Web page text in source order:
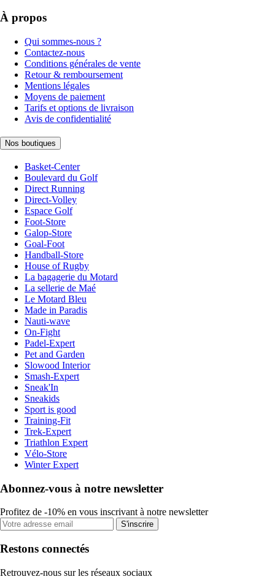
À propos
Qui sommes-nous ?
Contactez-nous
Conditions générales de vente
Retour & remboursement
Mentions légales
Moyens de paiement
Tarifs et options de livraison
Avis de confidentialité
Nos boutiques
Basket-Center
Boulevard du Golf
Direct Running
Direct-Volley
Espace Golf
Foot-Store
Galop-Store
Goal-Foot
Handball-Store
House of Rugby
La bagagerie du Motard
La sellerie de Maé
Le Motard Bleu
Made in Paradis
Nauti-wave
On-Fight
Padel-Expert
Pet and Garden
Slowood Interior
Smash-Expert
Sneak'In
Sneakids
Sport is good
Training-Fit
Trek-Expert
Triathlon Expert
Vélo-Store
Winter Expert
Abonnez-vous à notre newsletter
Profitez de -10% en vous inscrivant à notre newsletter
S'inscrire
Restons connectés
Retrouvez-nous sur les réseaux sociaux